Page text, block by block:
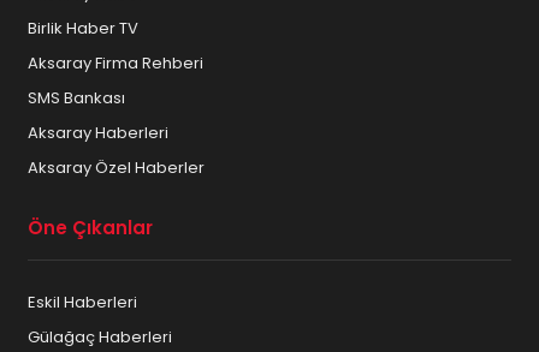
Birlik Haber TV
Aksaray Firma Rehberi
SMS Bankası
Aksaray Haberleri
Aksaray Özel Haberler
Öne Çıkanlar
Eskil Haberleri
Gülağaç Haberleri